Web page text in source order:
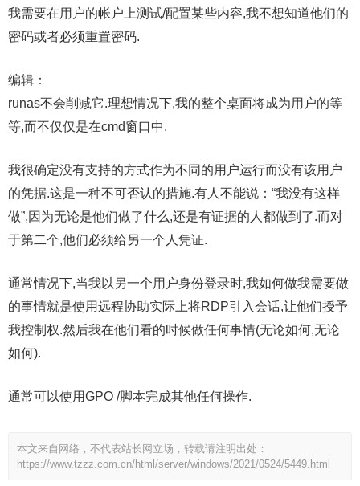
我需要在用户的帐户上测试/配置某些内容,我不想知道他们的
密码或者必须重置密码.
编辑：
runas不会削减它.理想情况下,我的整个桌面将成为用户的等
等,而不仅仅是在cmd窗口中.
我很确定没有支持的方式作为不同的用户运行而没有该用户
的凭据.这是一种不可否认的措施.有人不能说：“我没有这样
做”,因为无论是他们做了什么,还是有证据的人都做到了.而对
于第二个,他们必须给另一个人凭证.
通常情况下,当我以另一个用户身份登录时,我如何做我需要做
的事情就是使用远程协助实际上将RDP引入会话,让他们授予
我控制权.然后我在他们看的时候做任何事情(无论如何,无论
如何).
通常可以使用GPO /脚本完成其他任何操作.
本文来自网络，不代表站长网立场，转载请注明出处：
https://www.tzzz.com.cn/html/server/windows/2021/0524/5449.html